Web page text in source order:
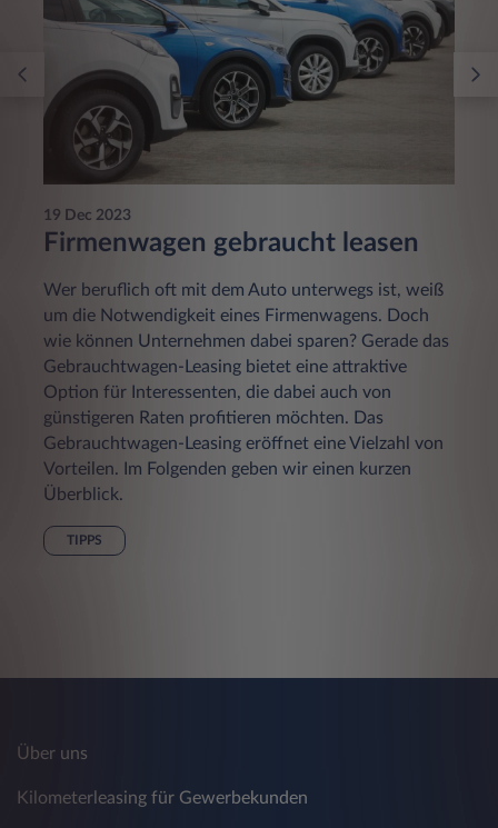
19 Dec 2023
Firmenwagen gebraucht leasen
Wer beruflich oft mit dem Auto unterwegs ist, weiß
um die Notwendigkeit eines Firmenwagens. Doch
wie können Unternehmen dabei sparen? Gerade das
Gebrauchtwagen-Leasing bietet eine attraktive
Option für Interessenten, die dabei auch von
günstigeren Raten profitieren möchten. Das
Gebrauchtwagen-Leasing eröffnet eine Vielzahl von
Vorteilen. Im Folgenden geben wir einen kurzen
Überblick.
TIPPS
Über uns
Kilometerleasing für Gewerbekunden